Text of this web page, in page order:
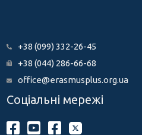
+38 (099) 332-26-45
+38 (044) 286-66-68
office@erasmusplus.org.ua
Соціальні мережі